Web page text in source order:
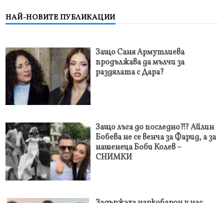
НАЙ-НОВИТЕ ПУБЛИКАЦИИ
Защо Саня Армутлиева
продължава да мълчи за
раздялата с Дара?
Защо лъга до последно?!? Айлин
Бобева не се венча за Фарид, а за
нашенеца Боби Колев –
СНИМКИ